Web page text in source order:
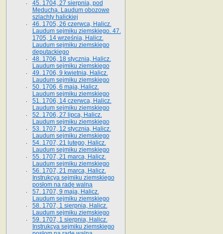
45. 1704, 27 sierpnia, pod
Meduchą. Laudum obozowe
szlachty halickiej
46. 1705, 26 czerwca, Halicz.
Laudum sejmiku ziemskiego. 47.
1705, 14 września, Halicz.
Laudum sejmiku ziemskiego
deputackiego
48. 1706, 18 stycznia, Halicz.
Laudum sejmiku ziemskiego
49. 1706, 9 kwietnia, Halicz.
Laudum sejmiku ziemskiego
50. 1706, 6 maja, Halicz.
Laudum sejmiku ziemskiego
51. 1706, 14 czerwca, Halicz.
Laudum sejmiku ziemskiego
52. 1706, 27 lipca, Halicz.
Laudum sejmiku ziemskiego
53. 1707, 12 stycznia, Halicz.
Laudum sejmiku ziemskiego
54. 1707, 21 lutego, Halicz.
Laudum sejmiku ziemskiego
55. 1707, 21 marca, Halicz.
Laudum sejmiku ziemskiego
56. 1707, 21 marca, Halicz.
Instrukcya sejmiku ziemskiego
posłom na radę walną
57. 1707, 9 maja, Halicz.
Laudum sejmiku ziemskiego
58. 1707, 1 sierpnia, Halicz.
Laudum sejmiku ziemskiego
59. 1707, 1 sierpnia, Halicz.
Instrukcya sejmiku ziemskiego